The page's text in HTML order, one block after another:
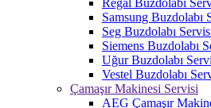
Regal Buzdolabı
Samsung Buzdolabı
Seg Buzdolabı
Siemens Buzdolabı
Uğur Buzdolabı
Vestel Buzdolabı
Çamaşır Makinesi Servisi
AEG Çamaşır